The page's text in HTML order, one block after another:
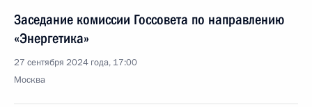
Заседание комиссии Госсовета по направлению
«Энергетика»
27 сентября 2024 года, 17:00
Москва